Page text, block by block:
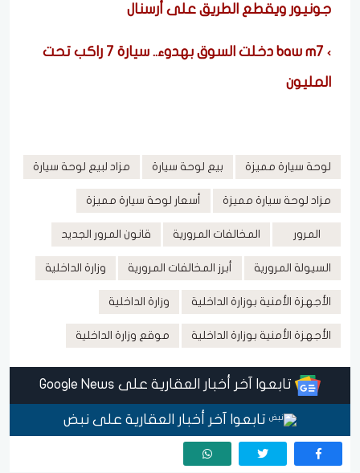
جونيور ويقطع الطريق على أرسنال
baw m7 دخلت السوق بهدوء.. سيارة 7 راكب تحت
المليون
لوحة سيارة مميزة بيع لوحة سيارة مزاد لبيع لوحة سيارة
مزاد لوحة سيارة مميزة أسعار لوحة سيارة مميزة
المرور المخالفات المرورية قانون المرور الجديد
السيولة المرورية أبرز المخالفات المرورية وزارة الداخلية
الأجهزة الأمنية بوزارة الداخلية وزارة الداخلية
الأجهزة الأمنية بوزارة الداخلية موقع وزارة الداخلية
تابعوا آخر أخبار العقارية على Google News
تابعوا آخر أخبار العقارية على نبض